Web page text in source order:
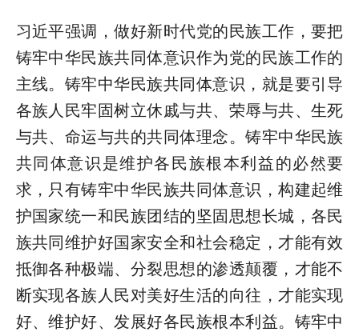
习近平强调，做好新时代党的民族工作，要把
铸牢中华民族共同体意识作为党的民族工作的
主线。铸牢中华民族共同体意识，就是要引导
各族人民牢固树立休戚与共、荣辱与共、生死
与共、命运与共的共同体理念。铸牢中华民族
共同体意识是维护各民族根本利益的必然要
求，只有铸牢中华民族共同体意识，构建起维
护国家统一和民族团结的坚固思想长城，各民
族共同维护好国家安全和社会稳定，才能有效
抵御各种极端、分裂思想的渗透颠覆，才能不
断实现各族人民对美好生活的向往，才能实现
好、维护好、发展好各民族根本利益。铸牢中